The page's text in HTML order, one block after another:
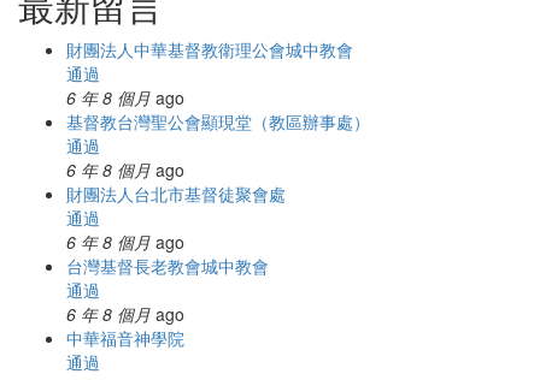
財團法人中華基督教衛理公會城中教會
通過
6 年 8 個月 ago
基督教台灣聖公會顯現堂（教區辦事處）
通過
6 年 8 個月 ago
財團法人台北市基督徒聚會處
通過
6 年 8 個月 ago
台灣基督長老教會城中教會
通過
6 年 8 個月 ago
中華福音神學院
通過